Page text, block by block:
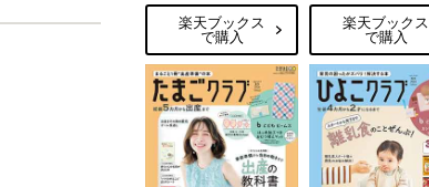
楽天ブックス
で購入
楽天ブックス
で購入